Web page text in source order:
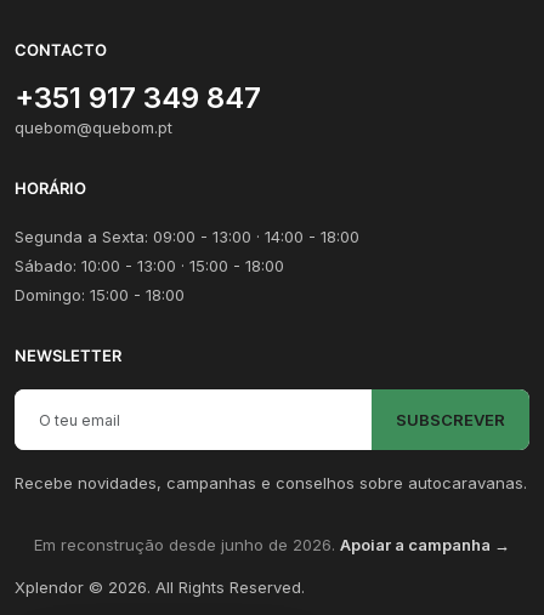
CONTACTO
+351 917 349 847
quebom@quebom.pt
HORÁRIO
Segunda a Sexta: 09:00 - 13:00 · 14:00 - 18:00
Sábado: 10:00 - 13:00 · 15:00 - 18:00
Domingo: 15:00 - 18:00
NEWSLETTER
Email para newsletter
SUBSCREVER
Recebe novidades, campanhas e conselhos sobre autocaravanas.
Em reconstrução desde junho de 2026. Apoiar a campanha →
Xplendor © 2026. All Rights Reserved.